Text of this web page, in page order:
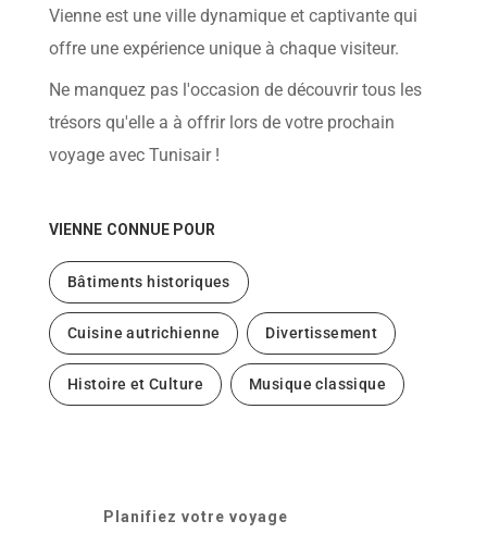
navigate
content.
Vienne est une ville dynamique et captivante qui
offre une expérience unique à chaque visiteur.
Ne manquez pas l'occasion de découvrir tous les
trésors qu'elle a à offrir lors de votre prochain
voyage avec Tunisair !
VIENNE CONNUE POUR
Bâtiments historiques
Cuisine autrichienne Divertissement
Histoire et Culture Musique classique
Planifiez votre voyage